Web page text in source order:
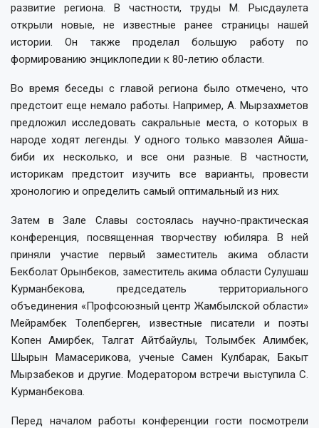
развитие региона. В частности, труды М. Рысдаулета
открыли новые, не известные ранее страницы нашей
истории. Он также проделал большую работу по
формированию энциклопедии к 80-летию области.
Во время беседы с главой региона было отмечено, что
предстоит еще немало работы. Например, А. Мырзахметов
предложил исследовать сакральные места, о которых в
народе ходят легенды. У одного только мавзолея Айша-
биби их несколько, и все они разные. В частности,
историкам предстоит изучить все варианты, провести
хронологию и определить самый оптимальный из них.
Затем в Зале Славы состоялась научно-практическая
конференция, посвященная творчеству юбиляра. В ней
приняли участие первый заместитель акима области
Бекболат Орынбеков, заместитель акима области Сулушаш
Курманбекова, председатель территориального
объединения «Профсоюзный центр Жамбылской области»
Мейрамбек Толепберген, известные писатели и поэты
Копен Амирбек, Талгат Айтбайулы, Толымбек Алимбек,
Шырын Мамасерикова, ученые Самен Кулбарак, Бакыт
Мырзабеков и другие. Модератором встречи выступила С.
Курманбекова.
Перед началом работы конференции гости посмотрели